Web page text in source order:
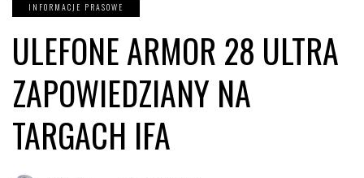
INFORMACJE PRASOWE
ULEFONE ARMOR 28 ULTRA
ZAPOWIEDZIANY NA
TARGACH IFA